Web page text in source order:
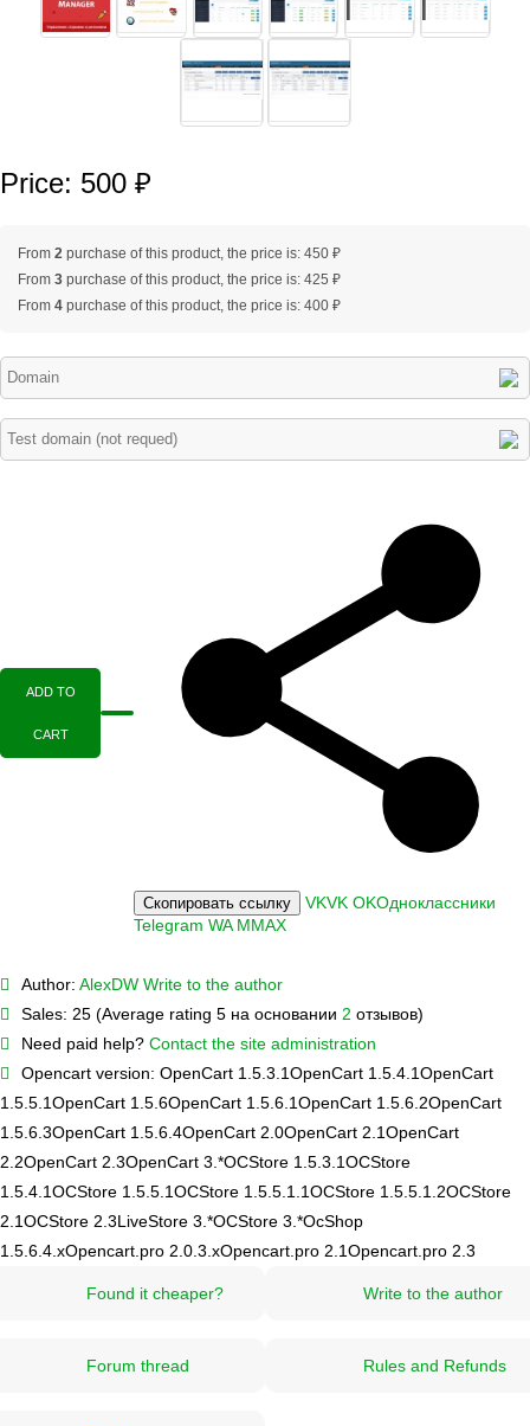
Price: 500 ₽
From 2 purchase of this product, the price is: 450 ₽
From 3 purchase of this product, the price is: 425 ₽
From 4 purchase of this product, the price is: 400 ₽
ADD TO
CART
Скопировать ссылку VKVK OKОдноклассники
Telegram WA MMAX
Author: AlexDW Write to the author
Sales: 25 (Average rating 5 на основании 2 отзывов)
Need paid help? Contact the site administration
Opencart version: OpenCart 1.5.3.1OpenCart 1.5.4.1OpenCart
1.5.5.1OpenCart 1.5.6OpenCart 1.5.6.1OpenCart 1.5.6.2OpenCart
1.5.6.3OpenCart 1.5.6.4OpenCart 2.0OpenCart 2.1OpenCart
2.2OpenCart 2.3OpenCart 3.*OCStore 1.5.3.1OCStore
1.5.4.1OCStore 1.5.5.1OCStore 1.5.5.1.1OCStore 1.5.5.1.2OCStore
2.1OCStore 2.3LiveStore 3.*OCStore 3.*OcShop
1.5.6.4.хOpencart.pro 2.0.3.хOpencart.pro 2.1Opencart.pro 2.3
Found it cheaper? Write to the author
Forum thread Rules and Refunds